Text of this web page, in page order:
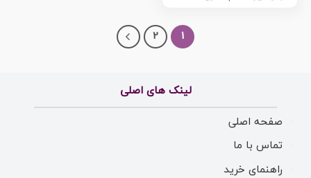
1
2
لینک های اصلی
صفحه اصلی
تماس با ما
راهنمای خرید